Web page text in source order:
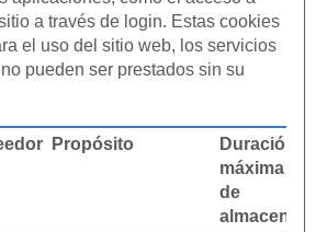
a través de login. Estas cookies
el uso del sitio web, los servicios
pueden ser prestados sin su
Propósito
Duración
máxima
de